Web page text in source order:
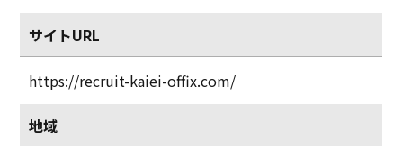
サイトURL
https://recruit-kaiei-offix.com/
地域